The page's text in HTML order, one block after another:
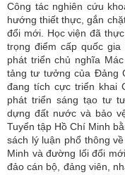
Công tác nghiên cứu
hướng thiết thực, gắn
đổi mới. Học viện đã
trọng điểm cấp quốc gia
phát triển chủ nghĩa
tảng tư tưởng của Đảng
đang tích cực triển khai
phát triển sáng tạo tư
dựng đất nước và bảo
Tuyển tập Hồ Chí Minh
sách lý luận phổ thông
Minh và đường lối đổi
đảo cán bộ, đảng viên,